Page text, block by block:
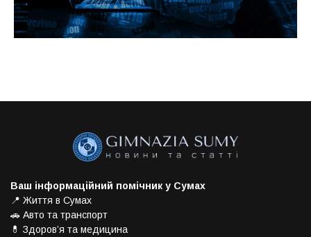
Ваш інформаційний помічник у Сумах
📍 Життя в Сумах
🚗 Авто та транспорт
💊 Здоров’я та медицина